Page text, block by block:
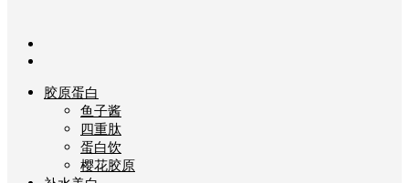
胶原蛋白
鱼子酱
四重肽
蛋白饮
樱花胶原